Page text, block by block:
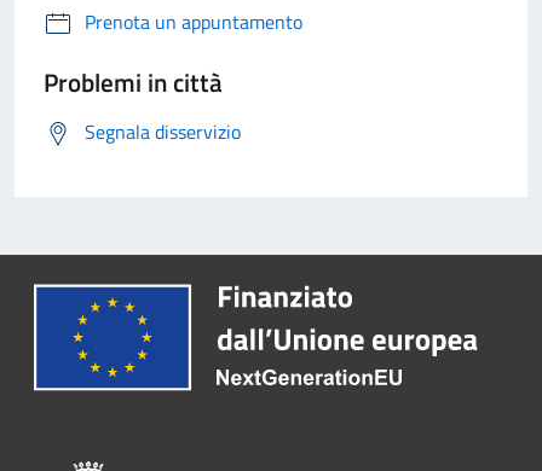
Prenota un appuntamento
Problemi in città
Segnala disservizio